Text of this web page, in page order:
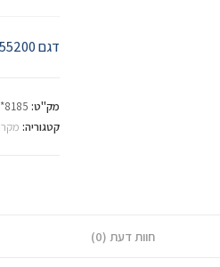
דגם SX55200
מק"ט: 8185*
קטגוריה:
חוות דעת (0)